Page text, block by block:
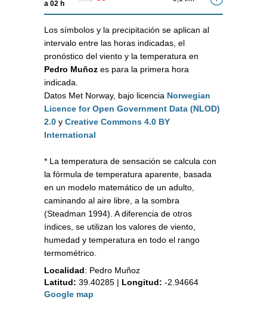
a 02 h
Los símbolos y la precipitación se aplican al
intervalo entre las horas indicadas, el
pronóstico del viento y la temperatura en
Pedro Muñoz es para la primera hora
indicada.
Datos Met Norway, bajo licencia Norwegian
Licence for Open Government Data (NLOD)
2.0 y Creative Commons 4.0 BY
International
* La temperatura de sensación se calcula con
la fórmula de temperatura aparente, basada
en un modelo matemático de un adulto,
caminando al aire libre, a la sombra
(Steadman 1994). A diferencia de otros
índices, se utilizan los valores de viento,
humedad y temperatura en todo el rango
termométrico.
Localidad: Pedro Muñoz
Latitud: 39.40285 | Longitud: -2.94664
Google map